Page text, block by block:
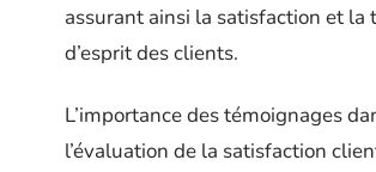
assurant ainsi la satisfaction et
d’esprit des clients.
L’importance des témoignages
l’évaluation de la satisfaction